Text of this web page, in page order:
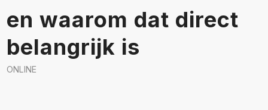
en waarom dat direct
belangrijk is
ONLINE